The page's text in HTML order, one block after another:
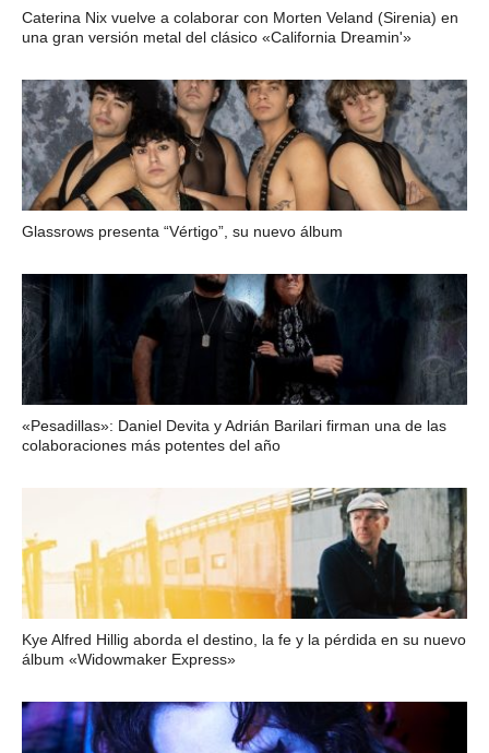
Caterina Nix vuelve a colaborar con Morten Veland (Sirenia) en
una gran versión metal del clásico «California Dreamin'»
Glassrows presenta “Vértigo”, su nuevo álbum
«Pesadillas»: Daniel Devita y Adrián Barilari firman una de las
colaboraciones más potentes del año
Kye Alfred Hillig aborda el destino, la fe y la pérdida en su nuevo
álbum «Widowmaker Express»